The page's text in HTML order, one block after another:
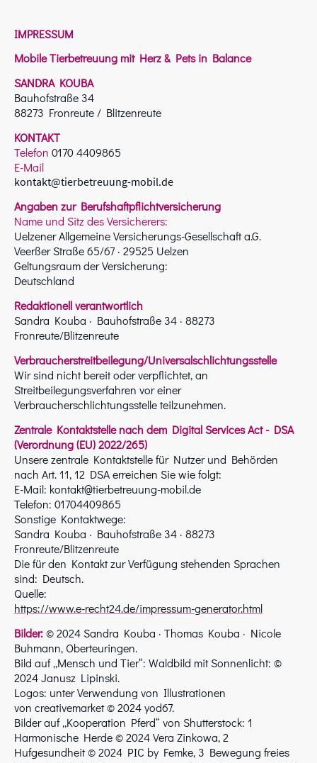
IMPRESSUM
Mobile Tierbetreuung mit Herz & Pets in Balance
SANDRA KOUBA
Bauhofstraße 34
88273 Fronreute / Blitzenreute
KONTAKT
Telefon 0170 4409865
E-Mail
kontakt@tierbetreuung-mobil.de
Angaben zur Berufshaftpflichtversicherung
Name und Sitz des Versicherers:
Uelzener Allgemeine Versicherungs-Gesellschaft a.G.
Veerßer Straße 65/67 · 29525 Uelzen
Geltungsraum der Versicherung:
Deutschland
Redaktionell verantwortlich
Sandra Kouba · Bauhofstraße 34 · 88273
Fronreute/Blitzenreute
Verbraucherstreitbeilegung/Universalschlichtungsstelle
Wir sind nicht bereit oder verpflichtet, an
Streitbeilegungsverfahren vor einer
Verbraucherschlichtungsstelle teilzunehmen.
Zentrale Kontaktstelle nach dem Digital Services Act - DSA
(Verordnung (EU) 2022/265)
Unsere zentrale Kontaktstelle für Nutzer und Behörden
nach Art. 11, 12 DSA erreichen Sie wie folgt:
E-Mail: kontakt@tierbetreuung-mobil.de
Telefon: 01704409865
Sonstige Kontaktwege:
Sandra Kouba · Bauhofstraße 34 · 88273
Fronreute/Blitzenreute
Die für den Kontakt zur Verfügung stehenden Sprachen
sind: Deutsch.
Quelle:
https://www.e-recht24.de/impressum-generator.html
Bilder:© 2024 Sandra Kouba · Thomas Kouba · Nicole
Buhmann, Oberteuringen.
Bild auf „Mensch und Tier“: Waldbild mit Sonnenlicht: ©
2024 Janusz Lipinski.
Logos: unter Verwendung von Illustrationen
von creativemarket © 2024 yod67.
Bilder auf „Kooperation Pferd“ von Shutterstock: 1
Harmonische Herde © 2024 Vera Zinkowa, 2
Hufgesundheit © 2024 PIC by Femke, 3 Bewegung freies